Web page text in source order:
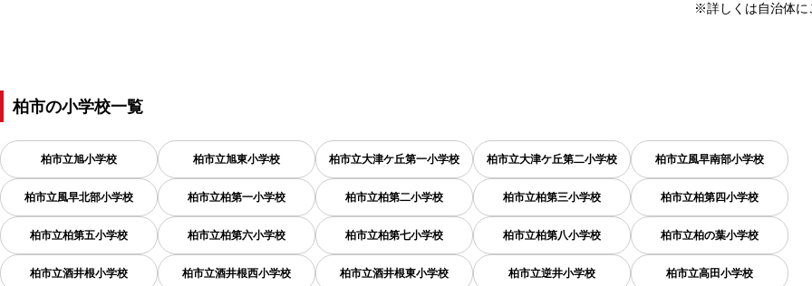
※詳しくは自治体に
柏市の小学校一覧
柏市立旭小学校 柏市立旭東小学校 柏市立大津ケ丘第一小学校 柏市立大津ケ丘第二小学校 柏市立風早南部小学校
柏市立風早北部小学校 柏市立柏第一小学校 柏市立柏第二小学校 柏市立柏第三小学校 柏市立柏第四小学校
柏市立柏第五小学校 柏市立柏第六小学校 柏市立柏第七小学校 柏市立柏第八小学校 柏市立柏の葉小学校
柏市立酒井根小学校 柏市立酒井根西小学校 柏市立酒井根東小学校 柏市立逆井小学校 柏市立高田小学校